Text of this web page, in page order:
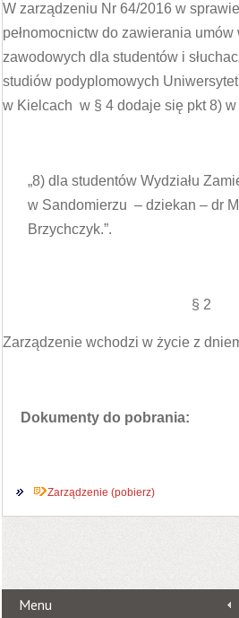
W zarządzeniu Nr 64/2016 w
pełnomocnictw do zawierania
zawodowych dla studentów i
studiów podyplomowych
w Kielcach w § 4 dodaje się pkt 8) w
„8) dla studentów Wydziału
w Sandomierzu – dziekan – dr
Brzychczyk.”.
§ 2
Zarządzenie wchodzi w życie z
Dokumenty do pobrania:
Zarządzenie (pobierz)
Menu